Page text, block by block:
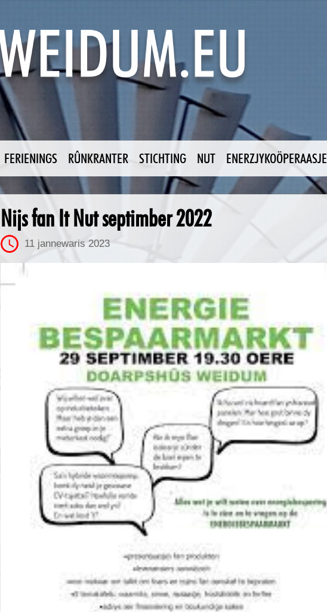
FERIENINGS RÛNKRANTER STICHTING NUT ENERZJYKOÖPERAASJE
Nijs fan It Nut septimber 2022
11 jannewaris 2023